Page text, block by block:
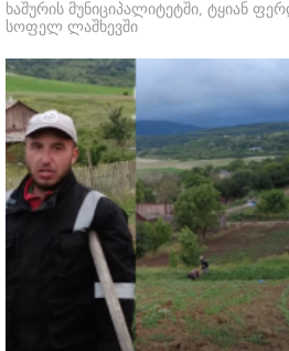
ხაშურის მუნიციპალიტეტში, ტყიან
სოფელ ლაშხევში